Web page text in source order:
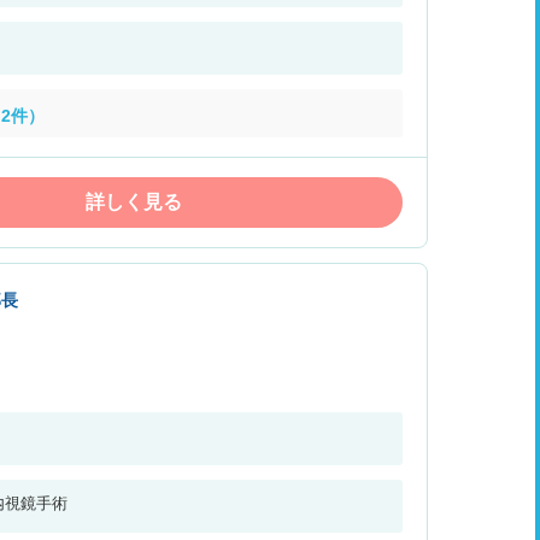
）
詳しく見る
視鏡手術